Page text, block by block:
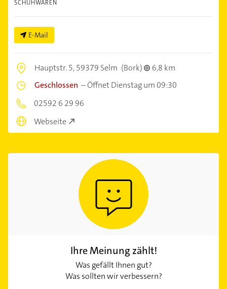
SCHUHWAREN
E-Mail
Hauptstr. 5,59379 Selm (Bork)
6,8 km
Geschlossen –Öffnet Dienstag um 09:30
02592 6 29 96
Webseite
Ihre Meinung zählt!
Was gefällt Ihnen gut?
Was sollten wir verbessern?